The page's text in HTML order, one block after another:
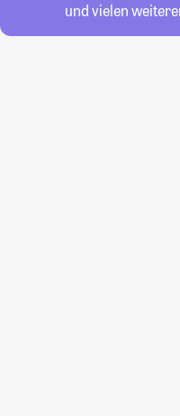
und vielen